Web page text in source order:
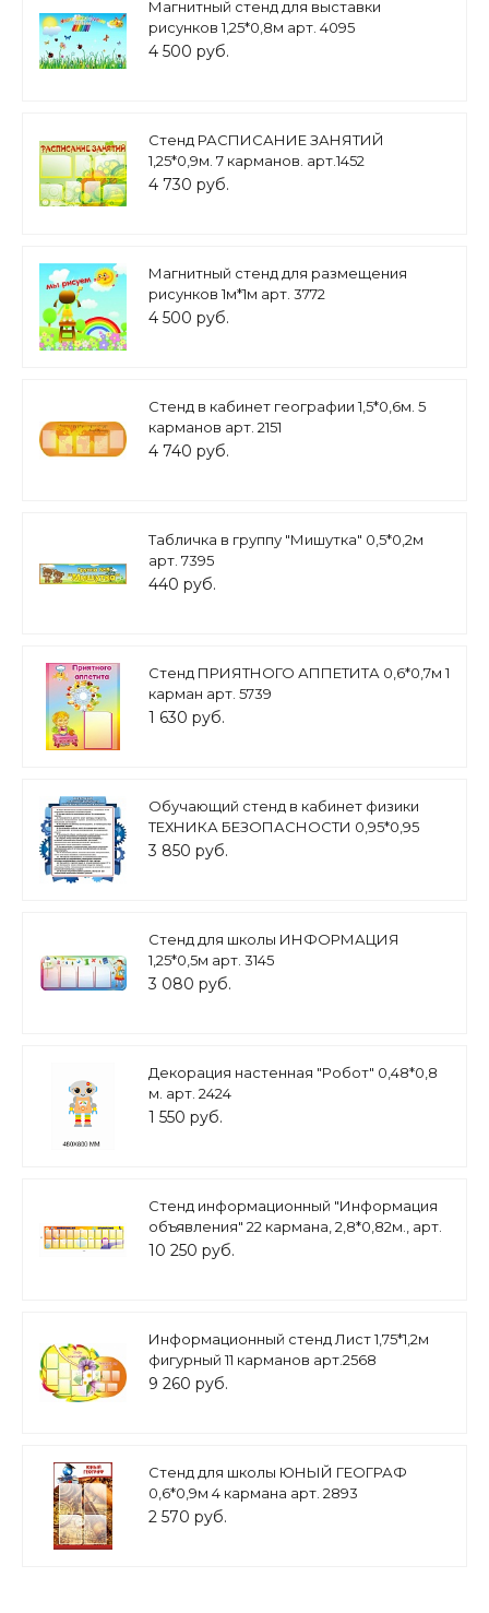
Магнитный стенд для выставки
рисунков 1,25*0,8м арт. 4095
4 500 руб.
Стенд РАСПИСАНИЕ ЗАНЯТИЙ
1,25*0,9м. 7 карманов. арт.1452
4 730 руб.
Магнитный стенд для размещения
рисунков 1м*1м арт. 3772
4 500 руб.
Стенд в кабинет географии 1,5*0,6м. 5
карманов арт. 2151
4 740 руб.
Табличка в группу "Мишутка" 0,5*0,2м
арт. 7395
440 руб.
Стенд ПРИЯТНОГО АППЕТИТА 0,6*0,7м 1
карман арт. 5739
1 630 руб.
Обучающий стенд в кабинет физики
ТЕХНИКА БЕЗОПАСНОСТИ 0,95*0,95
арт. 3232
3 850 руб.
Стенд для школы ИНФОРМАЦИЯ
1,25*0,5м арт. 3145
3 080 руб.
Декорация настенная "Робот" 0,48*0,8
м. арт. 2424
1 550 руб.
Стенд информационный "Информация
объявления" 22 кармана, 2,8*0,82м., арт.
3265
10 250 руб.
Информационный стенд Лист 1,75*1,2м
фигурный 11 карманов арт.2568
9 260 руб.
Стенд для школы ЮНЫЙ ГЕОГРАФ
0,6*0,9м 4 кармана арт. 2893
2 570 руб.